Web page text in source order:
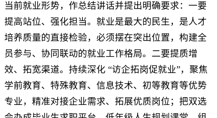
当前就业形势，作总结讲话并提出明确要求：一要
提高站位、强化担当。就业是最大的民生，是人才
培养质量的直接检验，必须摆在突出位置，构建全
员参与、协同联动的就业工作格局。二要提质增
效、拓宽渠道。持续深化 “访企拓岗促就业”，聚焦
学前教育、特殊教育、信息技术、初等教育等优势
专业，精准对接企业需求、拓展优质岗位；把双选